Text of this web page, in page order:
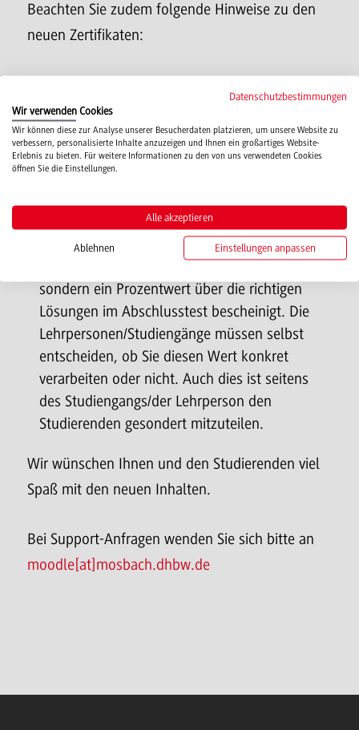
Beachten Sie zudem folgende Hinweise zu den
neuen Zertifikaten:
Zertifikat gesondert für jedes einzelne
Lernmodul oder für die Bearbeitung des
gesamten Trainings zu erhalten. Hier müssen
Sie als Studiengangsleitung und/oder
welchen Nachweis Sie verlangen.
Auf den Nachweisen wird ab sofort nicht mehr
sondern ein Prozentwert über die richtigen
Lösungen im Abschlusstest bescheinigt. Die
Lehrpersonen/Studiengänge müssen selbst
entscheiden, ob Sie diesen Wert konkret
verarbeiten oder nicht. Auch dies ist seitens
des Studiengangs/der Lehrperson den
Studierenden gesondert mitzuteilen.
Wir wünschen Ihnen und den Studierenden viel
Spaß mit den neuen Inhalten.
Bei Support-Anfragen wenden Sie sich bitte an
moodle[at]mosbach.dhbw.de
Datenschutzbestimmungen
Wir verwenden Cookies
Wir können diese zur Analyse unserer Besucherdaten platzieren, um unsere Website zu
verbessern, personalisierte Inhalte anzuzeigen und Ihnen ein großartiges Website-
Erlebnis zu bieten. Für weitere Informationen zu den von uns verwendeten Cookies
öffnen Sie die Einstellungen.
Alle akzeptieren
Ablehnen Einstellungen anpassen